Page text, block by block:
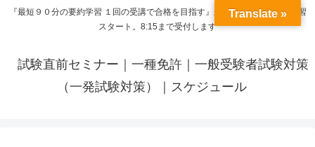
『最短９０分の要約学習 １回の受講で合格を目指す』来呼応した時間から学習
スタート。8:15まで受付します
試験直前セミナー｜一種免許｜一般受験者試験対策
（一発試験対策）｜スケジュール
Translate »